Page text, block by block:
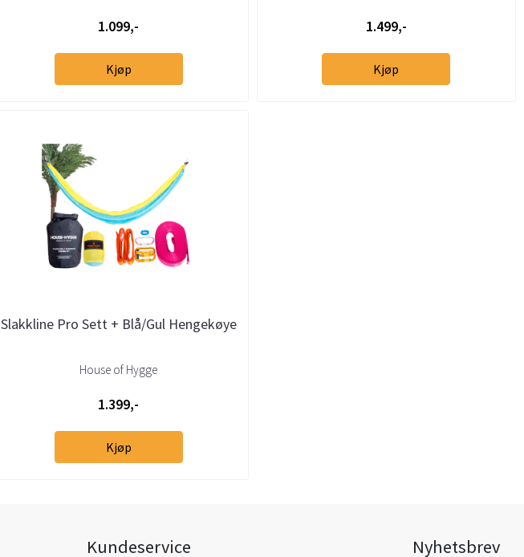
1.099,-
Kjøp
1.499,-
Kjøp
Slakkline Pro Sett + Blå/Gul Hengekøye
House of Hygge
1.399,-
Kjøp
Kundeservice Nyhetsbrev